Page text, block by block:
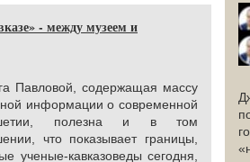
- между музеем и
Павловой, содержащая массу
информации о современной
полезна и в том
что показывает границы,
ученые-кавказоведы сегодня,